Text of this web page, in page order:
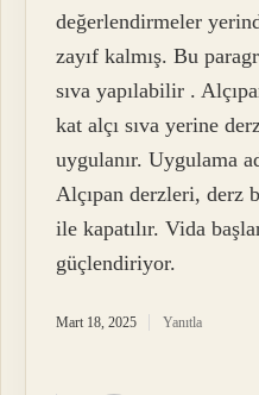
değerlendirmeler
zayıf kalmış. Bu
sıva yapılabilir .
kat alçı sıva yerine
uygulanır. Uygulama
Alçıpan derzleri, derz
ile kapatılır. Vida
güçlendiriyor.
Mart 18, 2025 Yanıtla